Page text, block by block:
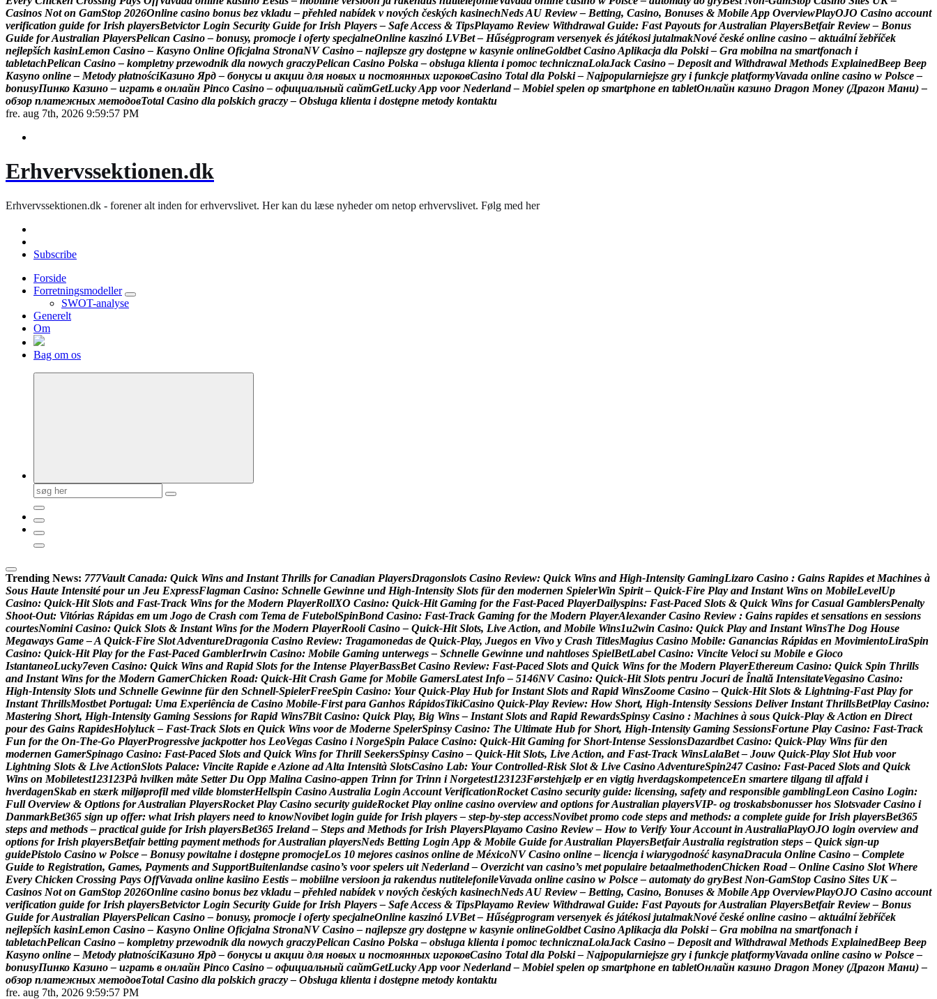
Casinos Not on GamStop 2026Online casino bonus bez vkladu – přehled nabídek v nových českých kasinechNedsAU Review – Betting, Casino, Bonuses & MobileApp OverviewPlayOJO Casino account
verification guide for Irish playersBetvictor Login Security Guide for Irish Players – SafeAccess & TipsPlayamo Review Withdrawal Guide: Fast Payouts forAustralian PlayersBetfair Review – Bonus
Guide forAustralian PlayersPelican Casino – bonusy, promocje i oferty specjalneOnline kaszinó LVBet – Hűségprogram versenyek és játékosi jutalmakNové české online casino – aktuální žebříček
nejlepších kasinLemon Casino – Kasyno Online Oficjalna StronaNV Casino – najlepsze gry dostępne w kasynie onlineGoldbet CasinoAplikacja dla Polski – Gra mobilna na smartfonach i
tabletachPelican Casino – kompletny przewodnik dla nowych graczyPelican Casino Polska – obsługa klienta i pomoc technicznaLolaJack Casino – Deposit and Withdrawal Methods ExplainedBeep Beep
Kasyno online – Metody płatnościКазино Ярд – бонусы и акции для новых и постоянных игроковCasino Total dla Polski – Najpopularniejsze gry i funkcje platformyVavada online casino w Polsce –
bonusyПинко Казино – играть в онлайн Pinco Casino – официальный сайтGetLuckyApp voor Nederland – Mobiel spelen op smartphone en tabletОнлайн казино Dragon Money (Драгон Мани) –
обзор платежных методовTotal Casino dla polskich graczy – Obsługa klienta i dostępne metody kontaktu
fre. aug 7th, 2026 9:59:57 PM
Erhvervssektionen.dk
Erhvervssektionen.dk - forener alt inden for erhvervslivet. Her kan du læse nyheder om netop erhvervslivet. Følg med her
Subscribe
Forside
Forretningsmodeller
SWOT-analyse
Generelt
Om
Bag om os
Søg
efter:
Trending News: 777Vault Canada: Quick Wins and Instant Thrills for Canadian PlayersDragonslots Casino Review: Quick Wins and High‑Intensity GamingLizaro Casino : Gains Rapides et Machines à
Sous Haute Intensité pour un Jeu ExpressFlagman Casino: Schnelle Gewinne und High‑Intensity Slots für den modernen SpielerWin Spirit – Quick‑Fire Play and Instant Wins on MobileLevelUp
Casino: Quick‑Hit Slots and Fast‑Track Wins for the Modern PlayerRollXO Casino: Quick‑Hit Gaming for the Fast‑Paced PlayerDailyspins: Fast‑Paced Slots & Quick Wins for Casual GamblersPenalty
Shoot-Out: Vitórias Rápidas em um Jogo de Crash com Tema de FutebolSpinBond Casino: Fast‑Track Gaming for the Modern PlayerAlexander Casino Review : Gains rapides et sensations en sessions
courtesNomini Casino: Quick Slots & Instant Wins for the Modern PlayerRooli Casino – Quick‑Hit Slots, LiveAction, and Mobile Wins1u2win Casino: Quick Play and Instant WinsThe Dog House
Megaways Game –A Quick‑Fire SlotAdventureDragonia Casino Review: Tragamonedas de Quick‑Play, Juegos en Vivo y Crash TitlesMagius Casino Mobile: Ganancias Rápidas en MovimientoLiraSpin
Casino: Quick‑Hit Play for the Fast‑Paced GamblerIrwin Casino: Mobile Gaming unterwegs – Schnelle Gewinne und nahtloses SpielBetLabel Casino: Vincite Veloci su Mobile e Gioco
IstantaneoLucky7even Casino: Quick Wins and Rapid Slots for the Intense PlayerBassBet Casino Review: Fast‑Paced Slots and Quick Wins for the Modern PlayerEthereum Casino: Quick Spin Thrills
and Instant Wins for the Modern GamerChicken Road: Quick‑Hit Crash Game for Mobile GamersLatest Info – 5146NV Casino: Quick‑Hit Slots pentru Jocuri de Înaltă IntensitateVegasino Casino:
High‑Intensity Slots und Schnelle Gewinne für den Schnell‑SpielerFreeSpin Casino: Your Quick‑Play Hub for Instant Slots and Rapid WinsZoome Casino – Quick‑Hit Slots & Lightning‑Fast Play for
Instant ThrillsMostbet Portugal: Uma Experiência de Casino Mobile‑First para Ganhos RápidosTikiCasino Quick‑Play Review: How Short, High‑Intensity Sessions Deliver Instant ThrillsBetPlay Casino:
Mastering Short, High‑Intensity Gaming Sessions for Rapid Wins7Bit Casino: Quick Play, Big Wins – Instant Slots and Rapid RewardsSpinsy Casino : Machines à sous Quick‑Play &Action en Direct
pour des Gains RapidesHolyluck – Fast‑Track Slots en Quick Wins voor de Moderne SpelerSpinsy Casino: The Ultimate Hub for Short, High‑Intensity Gaming SessionsFortune Play Casino: Fast‑Track
Fun for the On‑The‑Go PlayerProgressive jackpotter hos LeoVegas Casino i NorgeSpin Palace Casino: Quick‑Hit Gaming for Short‑Intense SessionsDazardbet Casino: Quick‑Play Wins für den
modernen GamerSpinago Casino: Fast‑Paced Slots and Quick Wins for Thrill SeekersSpinsy Casino – Quick‑Hit Slots, LiveAction, and Fast‑Track WinsLalaBet – Jouw Quick‑Play Slot Hub voor
Lightning Slots & LiveActionSlots Palace: Vincite Rapide eAzione adAlta Intensità SlotsCasino Lab: Your Controlled‑Risk Slot & Live CasinoAdventureSpin247 Casino: Fast‑Paced Slots and Quick
Wins on Mobiletest123123På hvilken måte Setter Du Opp Malina Casino-appen Trinn for Trinn i Norgetest123123Førstehjælp er en vigtig hverdagskompetenceEn smartere tilgang til affald i
hverdagenSkab en stærk miljøprofil med vilde blomsterHellspin CasinoAustralia Login Account VerificationRocket Casino security guide: licensing, safety and responsible gamblingLeon Casino Login:
Full Overview & Options forAustralian PlayersRocket Play Casino security guideRocket Play online casino overview and options forAustralian playersVIP- og troskabsbonusser hos Slotsvader Casino i
DanmarkBet365 sign up offer: what Irish players need to knowNovibet login guide for Irish players – step‑by‑step accessNovibet promo code steps and methods: a complete guide for Irish playersBet365
steps and methods – practical guide for Irish playersBet365 Ireland – Steps and Methods for Irish PlayersPlayamo Casino Review – How to Verify YourAccount in AustraliaPlayOJO login overview and
options for Irish playersBetfair betting payment methods forAustralian playersNeds Betting Login App & Mobile Guide forAustralian PlayersBetfairAustralia registration steps – Quick sign‑up
guidePistolo Casino w Polsce – Bonusy powitalne i dostępne promocjeLos 10 mejores casinos online de MéxicoNV Casino online – licencja i wiarygodność kasynaDracula Online Casino – Complete
Guide to Registration, Games, Payments and SupportBuitenlandse casino’s voor spelers uit Nederland – Overzicht van casino’s met populaire betaalmethodenChicken Road – Online Casino Slot Where
Every Chicken Crossing Pays OffVavada online kasiino Eestis – mobiilne versioon ja rakendus nutitelefonileVavada online casino w Polsce – automaty do gryBest Non-GamStop Casino Sites UK –
Casinos Not on GamStop 2026Online casino bonus bez vkladu – přehled nabídek v nových českých kasinechNedsAU Review – Betting, Casino, Bonuses & MobileApp OverviewPlayOJO Casino account
verification guide for Irish playersBetvictor Login Security Guide for Irish Players – SafeAccess & TipsPlayamo Review Withdrawal Guide: Fast Payouts forAustralian PlayersBetfair Review – Bonus
Guide forAustralian PlayersPelican Casino – bonusy, promocje i oferty specjalneOnline kaszinó LVBet – Hűségprogram versenyek és játékosi jutalmakNové české online casino – aktuální žebříček
nejlepších kasinLemon Casino – Kasyno Online Oficjalna StronaNV Casino – najlepsze gry dostępne w kasynie onlineGoldbet CasinoAplikacja dla Polski – Gra mobilna na smartfonach i
tabletachPelican Casino – kompletny przewodnik dla nowych graczyPelican Casino Polska – obsługa klienta i pomoc technicznaLolaJack Casino – Deposit and Withdrawal Methods ExplainedBeep Beep
Kasyno online – Metody płatnościКазино Ярд – бонусы и акции для новых и постоянных игроковCasino Total dla Polski – Najpopularniejsze gry i funkcje platformyVavada online casino w Polsce –
bonusyПинко Казино – играть в онлайн Pinco Casino – официальный сайтGetLuckyApp voor Nederland – Mobiel spelen op smartphone en tabletОнлайн казино Dragon Money (Драгон Мани) –
обзор платежных методовTotal Casino dla polskich graczy – Obsługa klienta i dostępne metody kontaktu
fre. aug 7th, 2026 9:59:57 PM